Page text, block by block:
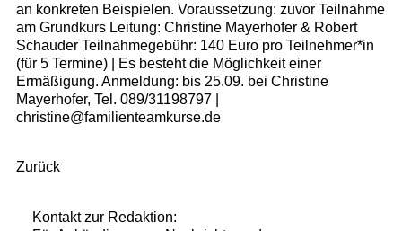
an konkreten Beispielen. Voraussetzung: zuvor Teilnahme
am Grundkurs Leitung: Christine Mayerhofer & Robert
Schauder Teilnahmegebühr: 140 Euro pro Teilnehmer*in
(für 5 Termine) | Es besteht die Möglichkeit einer
Ermäßigung. Anmeldung: bis 25.09. bei Christine
Mayerhofer, Tel. 089/31198797 |
christine@familienteamkurse.de
Zurück
Kontakt zur Redaktion: